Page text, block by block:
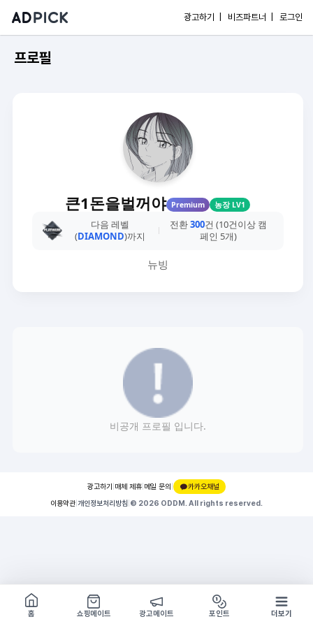
광고하기 | 비즈파트너 | 로그인
프로필
큰1돈을벌꺼야 Premium 농장 LV1
다음 레벨
(DIAMOND)까지
전환300건 (10건이상 캠
페인 5개)
뉴빙
비공개 프로필 입니다.
광고하기 매체 제휴 메일 문의 |
카카오채널
이용약관 개인정보처리방침 © 2026 ODDM. All rights reserved.
쇼핑몰 구경하기
방문시 1G
홈
쇼핑메이트 광고메이트 포인트 더보기